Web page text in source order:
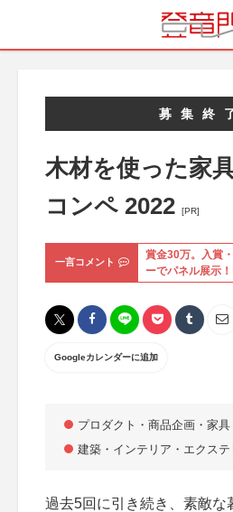
募集終
木材を使った家
コンペ 2022
[PR]
一言コメント
賞金30万。入賞
ーでパネル展示！
Googleカレンダーに追加
プロダクト・商品企画・家具
建築・インテリア・エクステ
過去5回に引き続き、素敵な